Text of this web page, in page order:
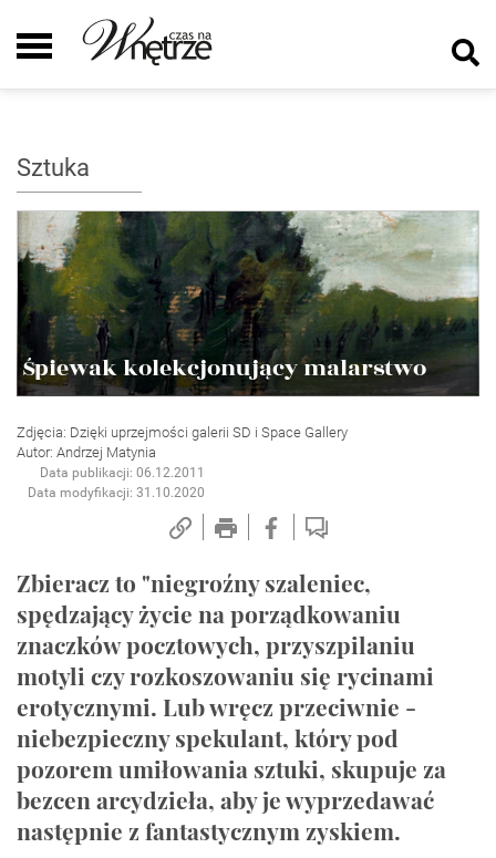
Sztuka
Śpiewak kolekcjonujący malarstwo
Zdjęcia: Dzięki uprzejmości galerii SD i Space Gallery
Autor: Andrzej Matynia
Data publikacji: 06.12.2011
Data modyfikacji: 31.10.2020
Zbieracz to "niegroźny szaleniec,
spędzający życie na porządkowaniu
znaczków pocztowych, przyszpilaniu
motyli czy rozkoszowaniu się rycinami
erotycznymi. Lub wręcz przeciwnie -
niebezpieczny spekulant, który pod
pozorem umiłowania sztuki, skupuje za
bezcen arcydzieła, aby je wyprzedawać
następnie z fantastycznym zyskiem.